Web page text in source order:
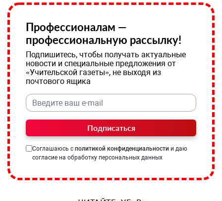
Профессионалам —
профессиональную рассылку!
Подпишитесь, чтобы получать актуальные
новости и специальные предложения от
«Учительской газеты», не выходя из
почтового ящика
Подписаться
Соглашаюсь с политикой конфиденциальности и даю
согласие на обработку персональных данных